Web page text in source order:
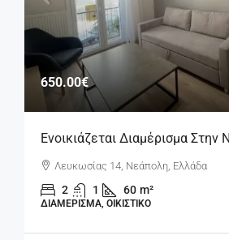
650.00€
Ενοικιάζεται Διαμέρισμα Στην
Λευκωσίας 14, Νεάπολη, Ελλάδα
2 1 60 m²
ΔΙΑΜΈΡΙΣΜΑ, ΟΙΚΙΣΤΙΚΌ